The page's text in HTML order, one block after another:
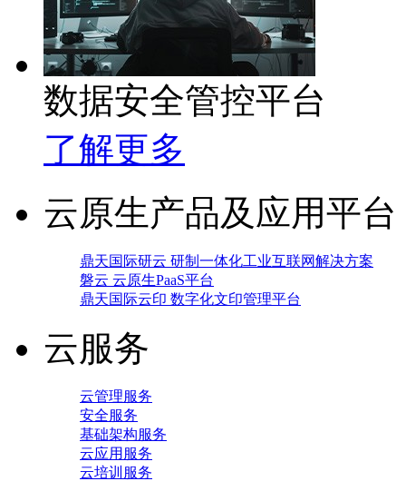
数据安全管控平台
了解更多
云原生产品及应用平台
鼎天国际研云 研制一体化工业互联网解决方案
磐云 云原生PaaS平台
鼎天国际云印 数字化文印管理平台
云服务
云管理服务
安全服务
基础架构服务
云应用服务
云培训服务